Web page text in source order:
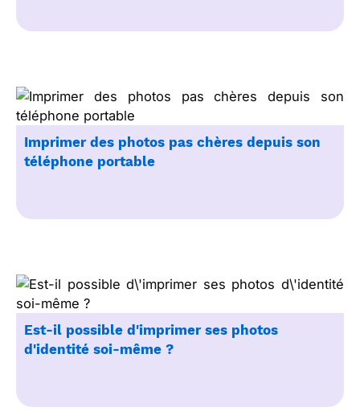
Imprimer des photos pas chères depuis son
téléphone portable
Est-il possible d'imprimer ses photos
d'identité soi-même ?